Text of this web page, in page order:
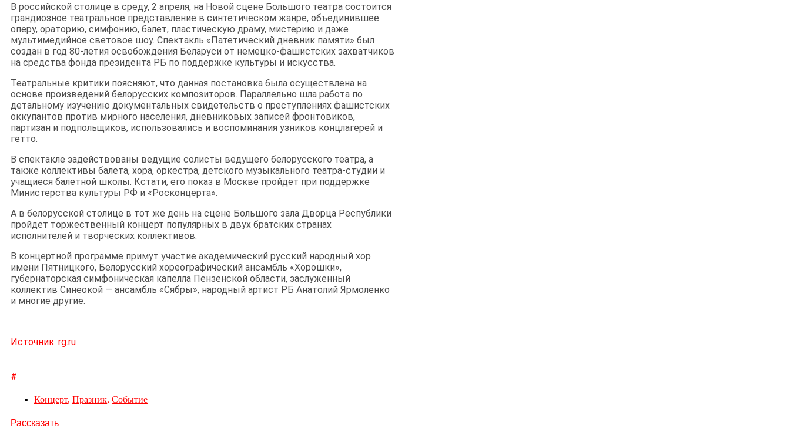
В российской столице в среду, 2 апреля, на Новой сцене Большого театра состоится
грандиозное театральное представление в синтетическом жанре, объединившее
оперу, ораторию, симфонию, балет, пластическую драму, мистерию и даже
мультимедийное световое шоу. Спектакль «Патетический дневник памяти» был
создан в год 80-летия освобождения Беларуси от немецко-фашистских захватчиков
на средства фонда президента РБ по поддержке культуры и искусства.
Театральные критики поясняют, что данная постановка была осуществлена на
основе произведений белорусских композиторов. Параллельно шла работа по
детальному изучению документальных свидетельств о преступлениях фашистских
оккупантов против мирного населения, дневниковых записей фронтовиков,
партизан и подпольщиков, использовались и воспоминания узников концлагерей и
гетто.
В спектакле задействованы ведущие солисты ведущего белорусского театра, а
также коллективы балета, хора, оркестра, детского музыкального театра-студии и
учащиеся балетной школы. Кстати, его показ в Москве пройдет при поддержке
Министерства культуры РФ и «Росконцерта».
А в белорусской столице в тот же день на сцене Большого зала Дворца Республики
пройдет торжественный концерт популярных в двух братских странах
исполнителей и творческих коллективов.
В концертной программе примут участие академический русский народный хор
имени Пятницкого, Белорусский хореографический ансамбль «Хорошки»,
губернаторская симфоническая капелла Пензенской области, заслуженный
коллектив Синеокой — ансамбль «Сябры», народный артист РБ Анатолий Ярмоленко
и многие другие.
Источник: rg.ru
#
Концерт, Празник, Событие
Рассказать